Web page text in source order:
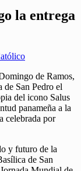
la entrega
de Ramos,
de San Pedro el
del icono Salus
panameña a la
celebrada por
y futuro de la
de San